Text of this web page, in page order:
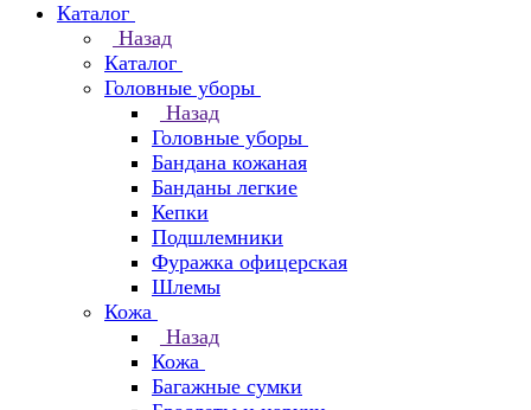
Каталог
Назад
Каталог
Головные уборы
Назад
Головные уборы
Бандана кожаная
Банданы легкие
Кепки
Подшлемники
Фуражка офицерская
Шлемы
Кожа
Назад
Кожа
Багажные сумки